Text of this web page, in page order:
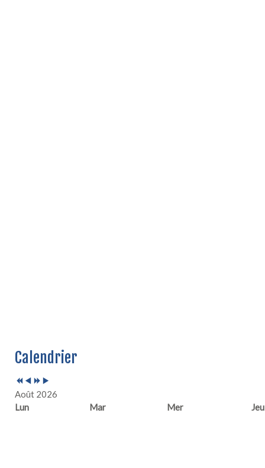
Calendrier
précédente
précédent
suivante
suivant
Août 2026
Lun
Mar Mer Jeu